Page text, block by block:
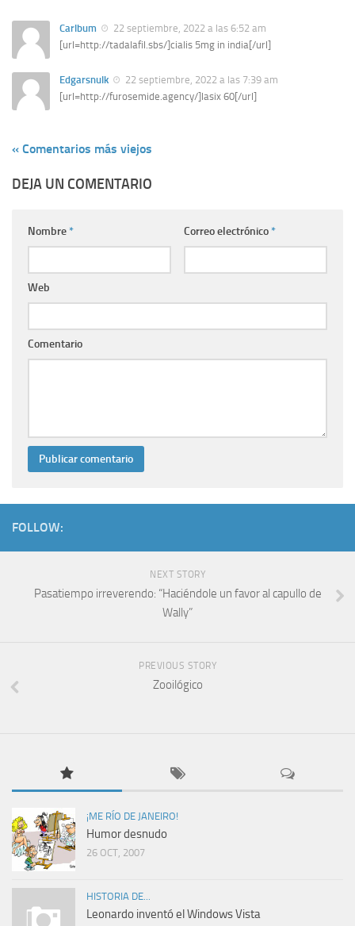
Carlbum
22 septiembre, 2022 a las 6:52 am
[url=http://tadalafil.sbs/]cialis 5mg in india[/url]
Edgarsnulk
22 septiembre, 2022 a las 7:39 am
[url=http://furosemide.agency/]lasix 60[/url]
« Comentarios más viejos
DEJA UN COMENTARIO
Nombre* Correo electrónico*
Web
Comentario
FOLLOW:
NEXT STORY
Pasatiempo irreverendo: “Haciéndole un favor al capullo de
Wally”
PREVIOUS STORY
Zooilógico
¡ME RÍO DE JANEIRO!
Humor desnudo
26 OCT, 2007
HISTORIA DE...
Leonardo inventó el Windows Vista